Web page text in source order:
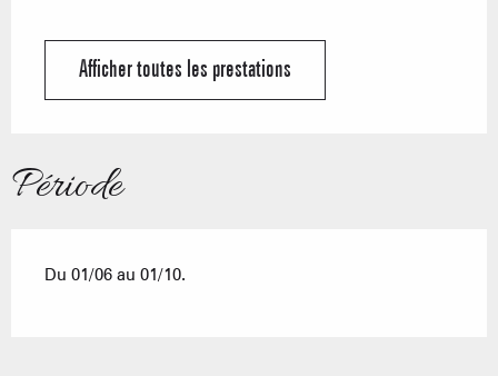
Afficher toutes les prestations
Période
Du 01/06 au 01/10.